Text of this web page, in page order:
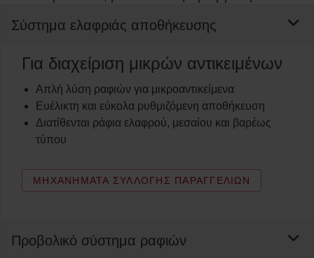
Σύστημα ελαφριάς αποθήκευσης
Για διαχείριση μικρών αντικειμένων
Απλή λύση ραφιών για μικροαντικείμενα
Ευέλικτη και εύκολα ρυθμιζόμενη αποθήκευση
Διατίθενται ράφια ελαφρού, μεσαίου και βαρέως
τύπου
ΜΗΧΑΝΉΜΑΤΑ ΣΥΛΛΟΓΉΣ ΠΑΡΑΓΓΕΛΙΏΝ
Προβολικό σύστημα ραφιών